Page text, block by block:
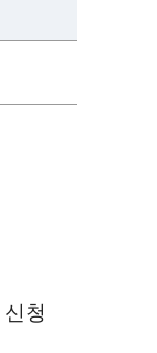
청